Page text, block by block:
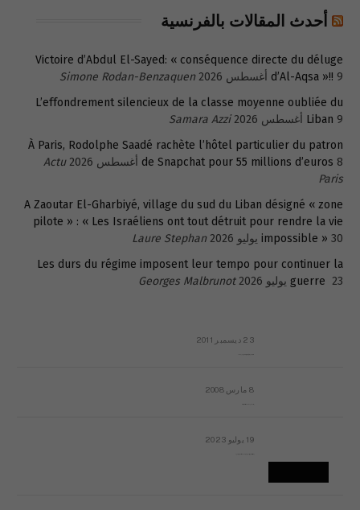
أحدث المقالات بالفرنسية
Victoire d’Abdul El-Sayed: « conséquence directe du déluge
d’Al-Aqsa »!! 9 أغسطس 2026
Simone Rodan-Benzaquen
L’effondrement silencieux de la classe moyenne oubliée du
Liban 9 أغسطس 2026
Samara Azzi
À Paris, Rodolphe Saadé rachète l’hôtel particulier du patron
de Snapchat pour 55 millions d’euros 8 أغسطس 2026
Actu
Paris
A Zaoutar El-Gharbiyé, village du sud du Liban désigné « zone
pilote » : « Les Israéliens ont tout détruit pour rendre la vie
impossible » 30 يوليو 2026
Laure Stephan
Les durs du régime imposent leur tempo pour continuer la
guerre 23 يوليو 2026 Georges Malbrunot
23 ديسمبر 2011
8 مارس 2008
19 يوليو 2023